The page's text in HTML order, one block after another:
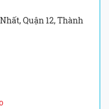
Quận 12, Thành